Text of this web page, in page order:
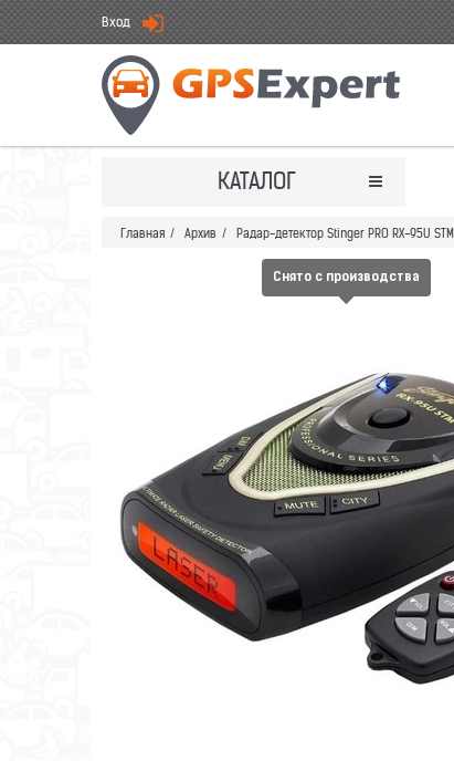
Вход
КАТАЛОГ
Главная / Архив / Радар-детектор Stinger PRO RX-95U STM
Снято с производства